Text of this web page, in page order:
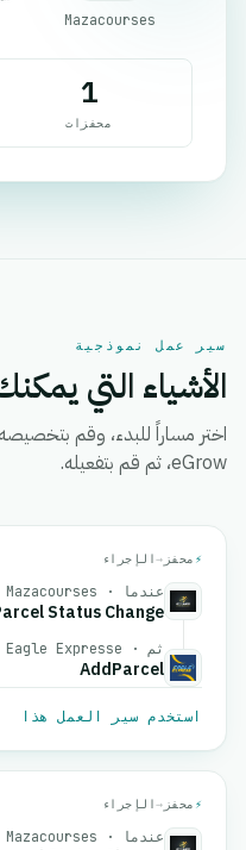
Mazacourses
1
محفزات
سير عمل نموذجية
الأشياء التي
اختر مساراً للبدء، وقم
eGrow، ثم قم بتفعيله.
⚡ محفز →الإجراء
عندما · Mazacourses
Status Change
ثم · Eagle Expresse
AddParcel
استخدم سير العمل هذا
⚡ محفز →الإجراء
عندما · Mazacourses